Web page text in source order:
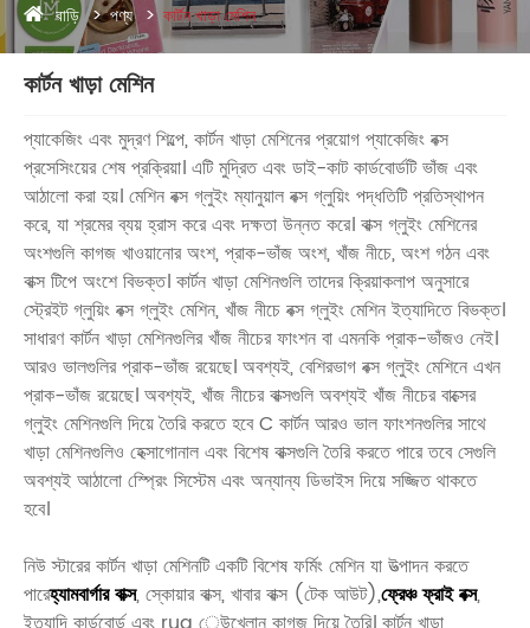
বাড়ি পণ্য কার্টন খাড়া মেশিন
কার্টন খাড়া মেশিন
প্যাকেজিং এবং মুদ্রণ শিল্পে, কার্টন খাড়া মেশিনের প্রয়োগ প্যাকেজিং বক্স
প্রসেসিংয়ের শেষ প্রক্রিয়া। এটি মুদ্রিত এবং ডাই-কাট কার্ডবোর্ডটি ভাঁজ এবং
আঠালো করা হয়। মেশিন বক্স গ্লুইং ম্যানুয়াল বক্স গ্লুয়িং পদ্ধতিটি প্রতিস্থাপন
করে, যা শ্রমের ব্যয় হ্রাস করে এবং দক্ষতা উন্নত করে। বাক্স গ্লুইং মেশিনের
অংশগুলি কাগজ খাওয়ানোর অংশ, প্রাক-ভাঁজ অংশ, খাঁজ নীচে, অংশ গঠন এবং
বাক্স টিপে অংশে বিভক্ত। কার্টন খাড়া মেশিনগুলি তাদের ক্রিয়াকলাপ অনুসারে
স্ট্রেইট গ্লুয়িং বক্স গ্লুইং মেশিন, খাঁজ নীচে বক্স গ্লুইং মেশিন ইত্যাদিতে বিভক্ত।
সাধারণ কার্টন খাড়া মেশিনগুলির খাঁজ নীচের ফাংশন বা এমনকি প্রাক-ভাঁজও নেই।
আরও ভালগুলির প্রাক-ভাঁজ রয়েছে। অবশ্যই, বেশিরভাগ বক্স গ্লুইং মেশিনে এখন
প্রাক-ভাঁজ রয়েছে। অবশ্যই, খাঁজ নীচের বাক্সগুলি অবশ্যই খাঁজ নীচের বাক্সের
গ্লুইং মেশিনগুলি দিয়ে তৈরি করতে হবে C কার্টন আরও ভাল ফাংশনগুলির সাথে
খাড়া মেশিনগুলিও হেক্সাগোনাল এবং বিশেষ বাক্সগুলি তৈরি করতে পারে তবে সেগুলি
অবশ্যই আঠালো স্প্রেিং সিস্টেম এবং অন্যান্য ডিভাইস দিয়ে সজ্জিত থাকতে
হবে।
নিউ স্টারের কার্টন খাড়া মেশিনটি একটি বিশেষ ফর্মিং মেশিন যা উত্পাদন করতে
পারেহ্যামবার্গার বাক্স, স্কোয়ার বাক্স, খাবার বাক্স (টেক আউট),ফ্রেঞ্চ ফ্রাই বক্স,